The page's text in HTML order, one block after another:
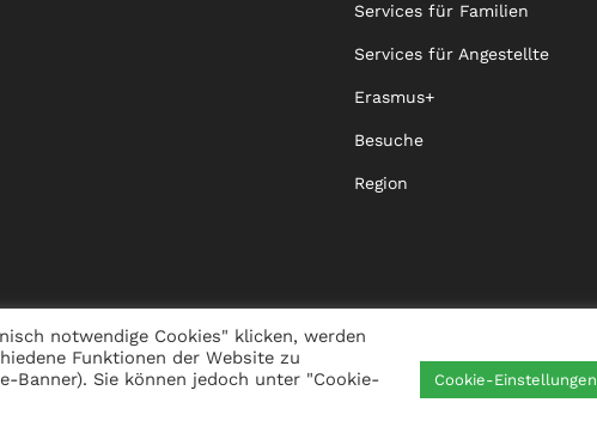
Services für Familien
Services für Angestellte
Erasmus+
Besuche
Region
WHISTLEBLOWING HILFE
notwendige Cookies" klicken, werden
Funktionen der Website zu
Banner). Sie können jedoch unter "Cookie-
Cookie-Einstellungen